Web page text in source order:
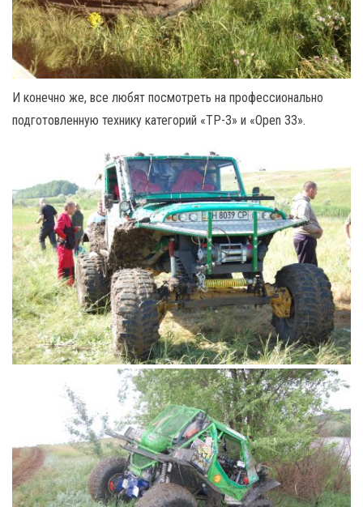
И конечно же, все любят посмотреть на профессионально
подготовленную технику категорий «ТР-3» и «Open 33».